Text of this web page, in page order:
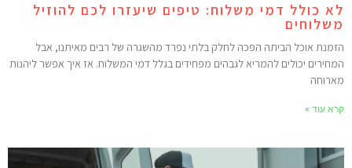
כולל דמי משלוח: טיפים שיעזרו לכם להוזיל
אוכל הביתה הפכה לחלק בלתי נפרד מהשגרה של רבים מאיתנו, אבל
יכולים להמריא לגבהים מפחידים בגלל דמי המשלוח. אז איך אפשר ליהנות
עוד »